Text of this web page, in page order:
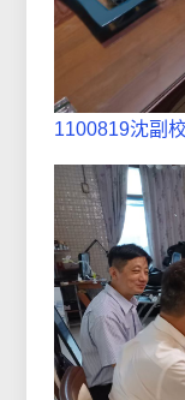
1100819沈副